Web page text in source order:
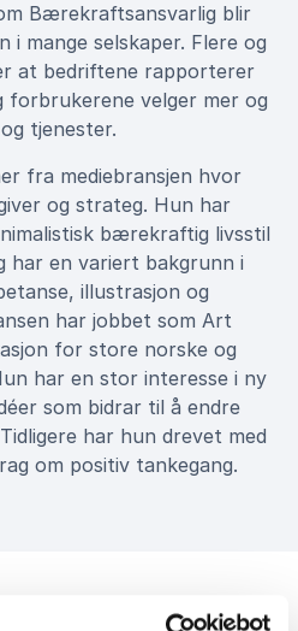
Bærekraftsansvarlig blir
mange selskaper. Flere og
at bedriftene rapporterer
velger mer og
tjenester.
fra mediebransjen hvor
og strateg. Hun har
bærekraftig livsstil
har en variert bakgrunn i
illustrasjon og
har jobbet som Art
for store norske og
har en stor interesse i ny
som bidrar til å endre
har hun drevet med
om positiv tankegang.